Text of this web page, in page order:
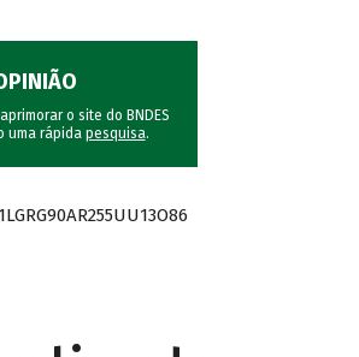
o site do BNDES
uma rápida pesquisa.